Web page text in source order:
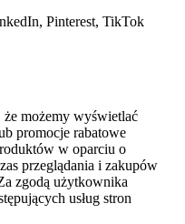
Pinterest, TikTok
że możemy wyświetlać
promocje rabatowe
w oparciu o
przeglądania i zakupów
zgodą użytkownika
usług stron